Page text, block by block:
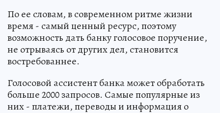
По ее словам, в современном ритме жизни
время - самый ценный ресурс, поэтому
возможность дать банку голосовое поручение,
не отрываясь от других дел, становится
востребованнее.
Голосовой ассистент банка может обработать
больше 2000 запросов. Самые популярные из
них - платежи, переводы и информация о